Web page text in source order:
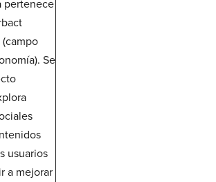
pertenece
Se
usuarios
a mejorar